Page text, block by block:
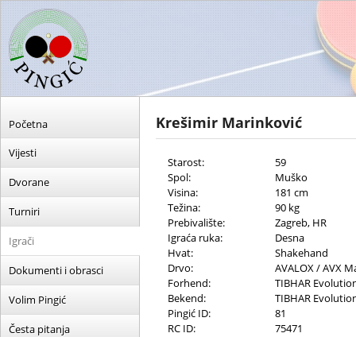
Početna
Vijesti
Dvorane
Turniri
Igrači
Dokumenti i obrasci
Volim Pingić
Česta pitanja
Krešimir Marinković
Starost:
59
Spol:
Muško
Visina:
181 cm
Težina:
90 kg
Prebivalište:
Zagreb, HR
Igraća ruka:
Desna
Hvat:
Shakehand
Drvo:
AVALOX / AVX
Forhend:
TIBHAR
Bekend:
TIBHAR
Pingić ID:
81
RC ID:
75471